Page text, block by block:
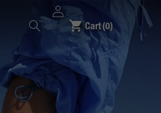
sisse
Cart(0)
eset